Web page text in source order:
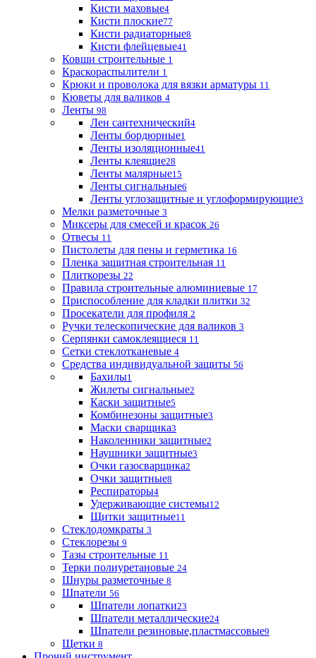
Кисти маховые4
Кисти плоские77
Кисти радиаторные8
Кисти флейцевые41
Ковши строительные 1
Краскораспылители 1
Крюки и проволока для вязки арматуры 11
Кюветы для валиков 4
Ленты 98
Лен сантехнический4
Ленты бордюрные1
Ленты изоляционные41
Ленты клеящие28
Ленты малярные15
Ленты сигнальные6
Ленты углозащитные и углоформирующие3
Мелки разметочные 3
Миксеры для смесей и красок 26
Отвесы 11
Пистолеты для пены и герметика 16
Пленка защитная строительная 11
Плиткорезы 22
Правила строительные алюминиевые 17
Приспособление для кладки плитки 32
Просекатели для профиля 2
Ручки телескопические для валиков 3
Серпянки самоклеящиеся 11
Сетки стеклотканевые 4
Средства индивидуальной защиты 56
Бахилы1
Жилеты сигнальные2
Каски защитные5
Комбинезоны защитные3
Маски сварщика3
Наколенники защитные2
Наушники защитные3
Очки газосварщика2
Очки защитные8
Респираторы4
Удерживающие системы12
Щитки защитные11
Стеклодомкраты 3
Стеклорезы 9
Тазы строительные 11
Терки полиуретановые 24
Шнуры разметочные 8
Шпатели 56
Шпатели лопатки23
Шпатели металлические24
Шпатели резиновые,пластмассовые9
Щетки 8